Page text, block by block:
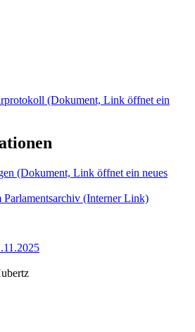
(Dokument, Link öffnet ein
(Dokument, Link öffnet ein neues
(Interner Link)